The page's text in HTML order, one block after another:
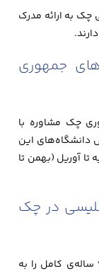
چک به ارائه مدرک
جمهوری
چک مشاوره با
دانشگاه‌های این
آوریل (بهمن تا
در چک
بیشتر دانشگاه‌های پزشکی در چک، دوره‌های ۶ ساله‌ی کامل را به